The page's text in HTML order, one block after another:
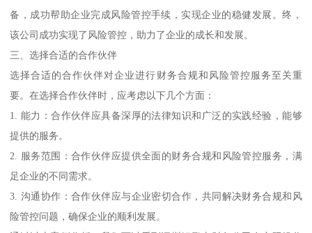
备，成功帮助企业完成风险管控手续，实现企业的稳健发展。终，
该公司成功实现了风险管控，助力了企业的成长和发展。
三、选择合适的合作伙伴
选择合适的合作伙伴对企业进行财务合规和风险管控服务至关重
要。在选择合作伙伴时，应考虑以下几个方面：
1. 能力：合作伙伴应具备深厚的法律知识和广泛的实践经验，能够
提供的服务。
2. 服务范围：合作伙伴应提供全面的财务合规和风险管控服务，满
足企业的不同需求。
3. 沟通协作：合作伙伴应与企业密切合作，共同解决财务合规和风
险管控问题，确保企业的顺利发展。